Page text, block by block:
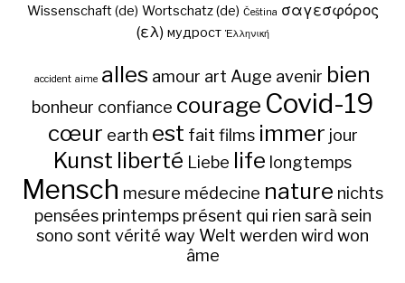
Wissenschaft (de) Wortschatz (de) Čeština σαγεσφόρος
(ελ) мудрост Ἑλληνική
accident aime alles amour art Auge avenir bien
bonheur confiance courage Covid-19
cœur earth est fait films immer jour
Kunst liberté Liebe life longtemps
Mensch mesure médecine nature nichts
pensées printemps présent qui rien sarà sein
sono sont vérité way Welt werden wird won
âme